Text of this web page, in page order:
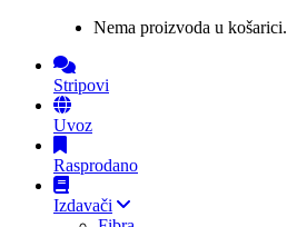
Nema proizvoda u košarici.
Stripovi
Uvoz
Rasprodano
Izdavači